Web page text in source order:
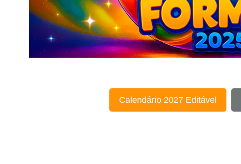
Calendário 2027 Editável